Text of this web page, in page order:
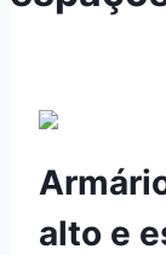
alto e